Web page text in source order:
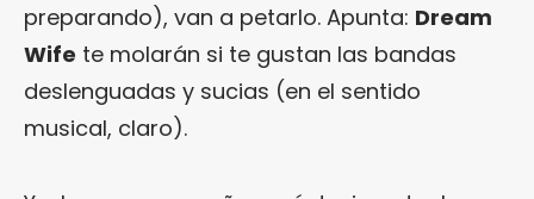
preparando), van a petarlo. Apunta: Dream
Wife te molarán si te gustan las bandas
deslenguadas y sucias (en el sentido
musical, claro).